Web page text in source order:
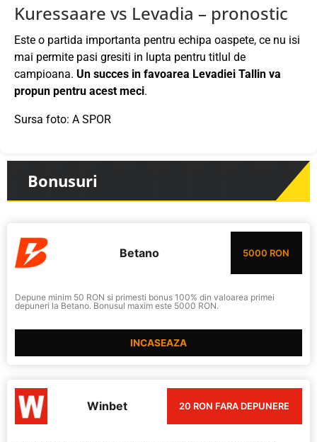
Kuressaare vs Levadia – pronostic
Este o partida importanta pentru echipa oaspete, ce nu isi
mai permite pasi gresiti in lupta pentru titlul de
campioana. Un succes in favoarea Levadiei Tallin va
propun pentru acest meci.
Sursa foto: A SPOR
Bonusuri
Betano 5000 RON
Depune minim 50 RON si primesti bonus 100% din valoarea primei
depuneri la Betano. Bonusul maxim este 5000 RON.
INCASEAZA
Winbet 20 RON FARA DEPUNERE